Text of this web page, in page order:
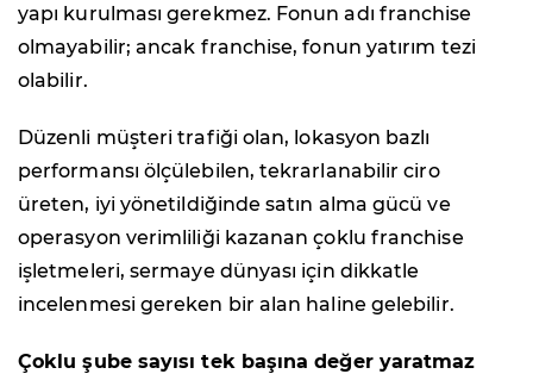
yapı kurulması gerekmez. Fonun adı franchise
olmayabilir; ancak franchise, fonun yatırım tezi
olabilir.
Düzenli müşteri trafiği olan, lokasyon bazlı
performansı ölçülebilen, tekrarlanabilir ciro
üreten, iyi yönetildiğinde satın alma gücü ve
operasyon verimliliği kazanan çoklu franchise
işletmeleri, sermaye dünyası için dikkatle
incelenmesi gereken bir alan haline gelebilir.
Çoklu şube sayısı tek başına değer yaratmaz